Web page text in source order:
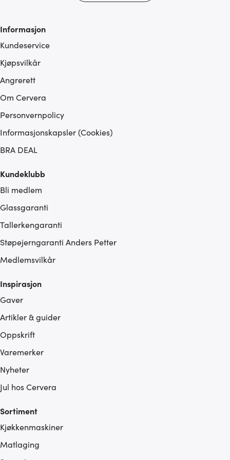
Informasjon
Kundeservice
Kjøpsvilkår
Angrerett
Om Cervera
Personvernpolicy
Informasjonskapsler (Cookies)
BRA DEAL
Kundeklubb
Bli medlem
Glassgaranti
Tallerkengaranti
Støpejerngaranti Anders Petter
Medlemsvilkår
Inspirasjon
Gaver
Artikler & guider
Oppskrift
Varemerker
Nyheter
Jul hos Cervera
Sortiment
Kjøkkenmaskiner
Matlaging